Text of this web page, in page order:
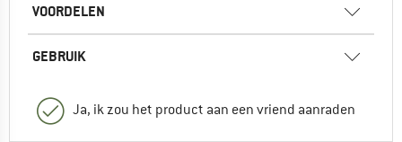
VOORDELEN
GEBRUIK
Ja, ik zou het product aan een vriend aanraden